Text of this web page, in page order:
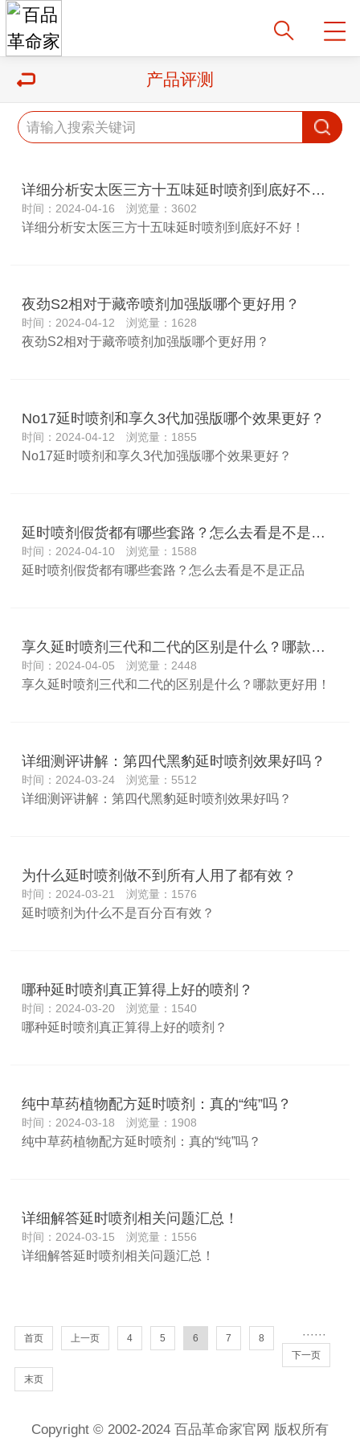
产品评测
详细分析安太医三方十五味延时喷剂到底好不好！
时间：2024-04-16 浏览量：3602
详细分析安太医三方十五味延时喷剂到底好不好！
夜劲S2相对于藏帝喷剂加强版哪个更好用？
时间：2024-04-12 浏览量：1628
夜劲S2相对于藏帝喷剂加强版哪个更好用？
No17延时喷剂和享久3代加强版哪个效果更好？
时间：2024-04-12 浏览量：1855
No17延时喷剂和享久3代加强版哪个效果更好？
延时喷剂假货都有哪些套路？怎么去看是不是正品
时间：2024-04-10 浏览量：1588
延时喷剂假货都有哪些套路？怎么去看是不是正品
享久延时喷剂三代和二代的区别是什么？哪款更好用！
时间：2024-04-05 浏览量：2448
享久延时喷剂三代和二代的区别是什么？哪款更好用！
详细测评讲解：第四代黑豹延时喷剂效果好吗？
时间：2024-03-24 浏览量：5512
详细测评讲解：第四代黑豹延时喷剂效果好吗？
为什么延时喷剂做不到所有人用了都有效？
时间：2024-03-21 浏览量：1576
延时喷剂为什么不是百分百有效？
哪种延时喷剂真正算得上好的喷剂？
时间：2024-03-20 浏览量：1540
哪种延时喷剂真正算得上好的喷剂？
纯中草药植物配方延时喷剂：真的“纯”吗？
时间：2024-03-18 浏览量：1908
纯中草药植物配方延时喷剂：真的“纯”吗？
详细解答延时喷剂相关问题汇总！
时间：2024-03-15 浏览量：1556
详细解答延时喷剂相关问题汇总！
首页 上一页 ···
4 5 6 7 8 ···
下一页
末页
Copyright © 2002-2024 百品革命家官网 版权所有